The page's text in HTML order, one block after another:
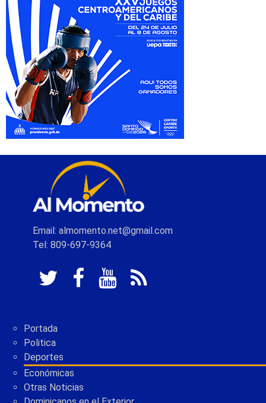
Email: almomento.net@gmail.com
Tel: 809-697-9364
Portada
Politica
Deportes
Económicas
Otras Noticias